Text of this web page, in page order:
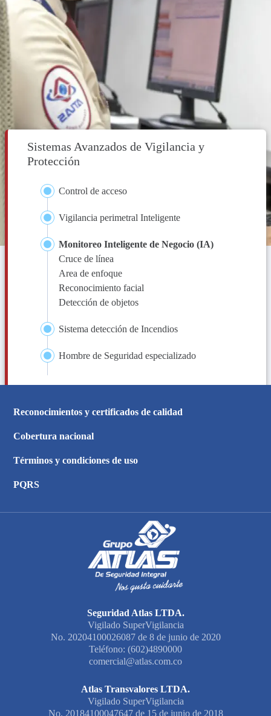
Sistemas Avanzados de Vigilancia y
Protección
Control de acceso​
Vigilancia perimetral Inteligente​
Monitoreo Inteligente de Negocio (IA)​
Cruce de línea​
Area de enfoque​
Reconocimiento facial​
Detección de objetos​
Sistema detección de Incendios​
Hombre de Seguridad especializado​
Reconocimientos y certificados de calidad
Cobertura nacional
Términos y condiciones de uso
PQRS
Seguridad Atlas LTDA.
Vigilado SuperVigilancia
No. 20204100026087 de 8 de junio de 2020
Teléfono: (602)4890000
comercial@atlas.com.co
Atlas Transvalores LTDA.
Vigilado SuperVigilancia
No. 20184100047647 de 15 de junio de 2018